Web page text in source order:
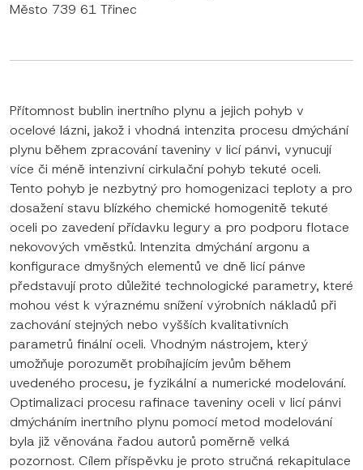
Město 739 61 Třinec
Přítomnost bublin inertního plynu a jejich pohyb v
ocelové lázni, jakož i vhodná intenzita procesu dmýchání
plynu během zpracování taveniny v licí pánvi, vynucují
více či méně intenzivní cirkulační pohyb tekuté oceli.
Tento pohyb je nezbytný pro homogenizaci teploty a pro
dosažení stavu blízkého chemické homogenitě tekuté
oceli po zavedení přídavku legury a pro podporu flotace
nekovových vměstků. Intenzita dmýchání argonu a
konfigurace dmyšných elementů ve dně licí pánve
představují proto důležité technologické parametry, které
mohou vést k výraznému snížení výrobních nákladů při
zachování stejných nebo vyšších kvalitativních
parametrů finální oceli. Vhodným nástrojem, který
umožňuje porozumět probíhajícím jevům během
uvedeného procesu, je fyzikální a numerické modelování.
Optimalizaci procesu rafinace taveniny oceli v licí pánvi
dmýcháním inertního plynu pomocí metod modelování
byla již věnována řadou autorů poměrně velká
pozornost. Cílem příspěvku je proto stručná rekapitulace